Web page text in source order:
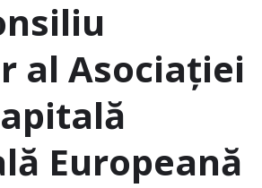
al Asociației
Europeană